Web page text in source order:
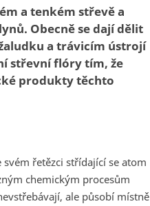
a tenkém střevě a
Obecně se dají dělit
a trávicím ústrojí
střevní flóry tím, že
produkty těchto
řetězci střídající se atom
chemickým procesům
ale působí místně